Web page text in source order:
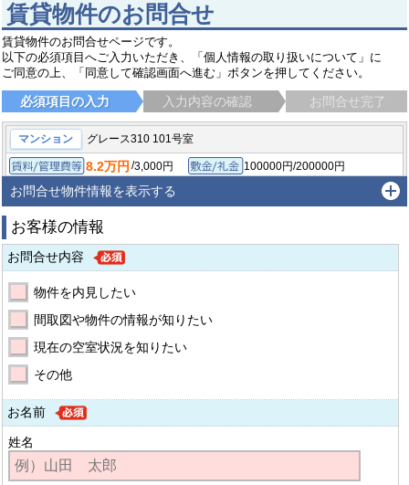
賃貸物件のお問合せ
賃貸物件のお問合せページです。
以下の必須項目へご入力いただき、「個人情報の取り扱いについて」に
ご同意の上、「同意して確認画面へ進む」ボタンを押してください。
必須項目の入力 入力内容の確認 お問合せ完了
マンション グレース310 101号室
賃料/管理費等
8.2万円 /3,000円 敷金/礼金
100000円/200000円
保証金/敷引/償却金
-/-/-
築年月
1976年9月
神戸市中央区熊内町
お問合せ物件情報を表示する
お客様の情報
お問合せ内容
物件を内見したい
間取図や物件の情報が知りたい
現在の空室状況を知りたい
その他
お名前
姓名